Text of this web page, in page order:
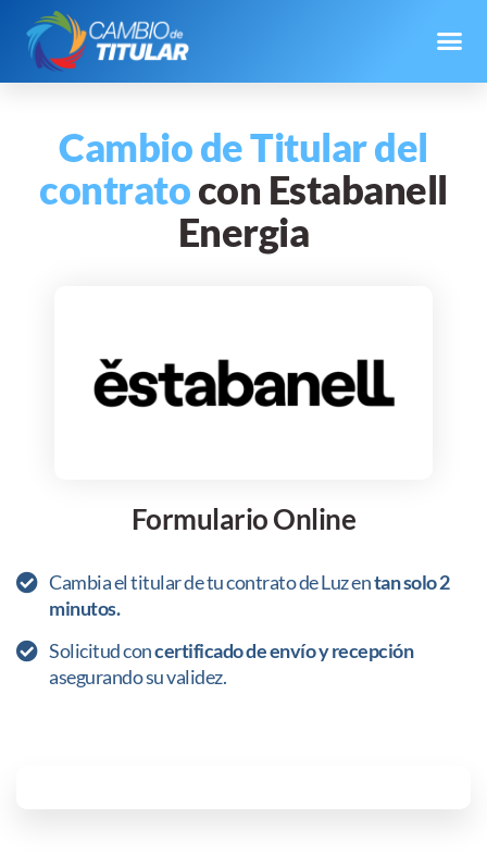
Cambio de Titular del
contratocon Estabanell
Energia
Formulario Online
Cambia el titular de tu contrato de Luz entan solo 2
minutos.
Solicitud concertificado de envío y recepción
asegurando su validez.